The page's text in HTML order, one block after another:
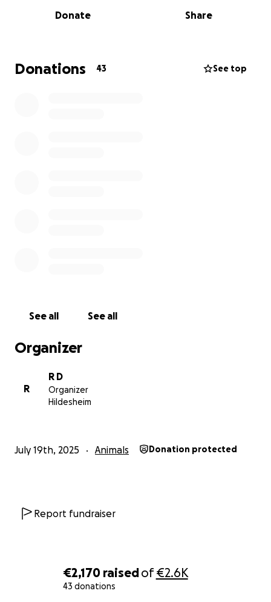
€2,170 raisedof€2.6K
43 donations
Wochen Chemo-Therapie bekam.
mich zu. Mir bricht es das Herz meinen Hund so zu
sehen und jegliche Reserven sind bereits erschöpft,
Donate Share
Donations 43 See top
See all See all
Organizer
R
R D
Organizer
Hildesheim
July 19th, 2025 Animals Donation protected
Report fundraiser